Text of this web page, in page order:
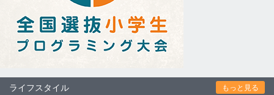
ライフスタイル もっと見る